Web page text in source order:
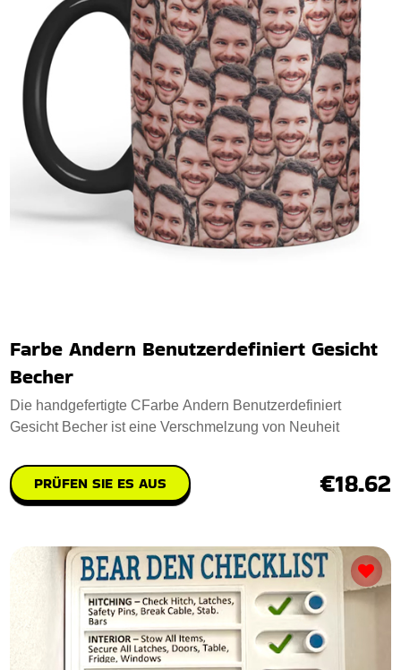
Farbe Andern Benutzerdefiniert Gesicht
Becher
Die handgefertigte CFarbe Andern Benutzerdefiniert
Gesicht Becher ist eine Verschmelzung von Neuheit
PRÜFEN SIE ES AUS €18.62